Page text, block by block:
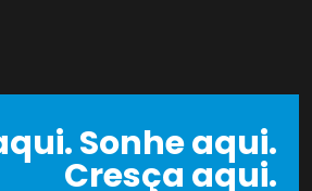
Sonhe aqui.
Cresça aqui.